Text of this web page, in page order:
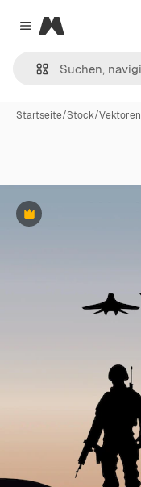
Close menu
Magnific
Startseite/Stock/Vektoren
Premium